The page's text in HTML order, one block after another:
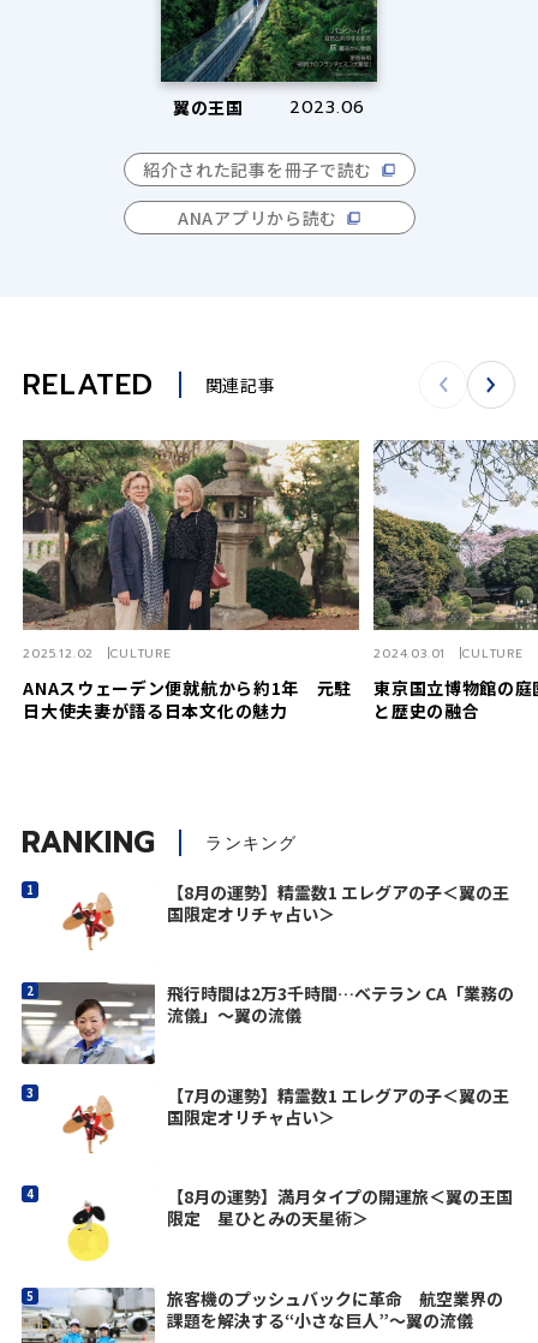
翼の王国 2023.06
紹介された記事を冊子で読む
ANAアプリから読む
RELATED 関連記事
ANAスウェーデン便就航から約1年 元駐
日大使夫妻が語る日本文化の魅力
2025.12.02 CULTURE
東京国立博物館の
と歴史の融合
2024.03.01 CULTURE
RANKING ランキング
【8月の運勢】精霊数1 エレグアの子＜翼の王
国限定オリチャ占い＞
飛行時間は2万3千時間…ベテラン CA「業務の
流儀」～翼の流儀
【7月の運勢】精霊数1 エレグアの子＜翼の王
国限定オリチャ占い＞
【8月の運勢】満月タイプの開運旅＜翼の王国
限定 星ひとみの天星術＞
旅客機のプッシュバックに革命 航空業界の
課題を解決する“小さな巨人”〜翼の流儀